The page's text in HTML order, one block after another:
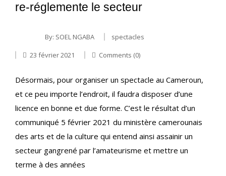
re-réglemente le secteur
By: SOEL NGABA
spectacles
23 février 2021
Comments (0)
Désormais, pour organiser un spectacle au Cameroun,
et ce peu importe l’endroit, il faudra disposer d’une
licence en bonne et due forme. C’est le résultat d’un
communiqué 5 février 2021 du ministère camerounais
des arts et de la culture qui entend ainsi assainir un
secteur gangrené par l’amateurisme et mettre un
terme à des années